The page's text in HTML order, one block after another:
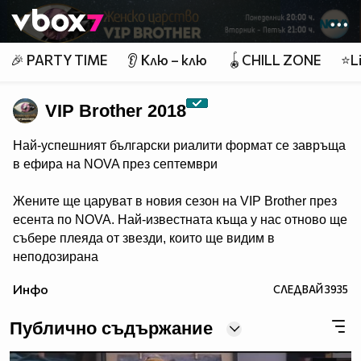
👾
🎉 PARTY TIME 👂 Клю – клю 🪀CHILL ZONE
VIP Brother 2018
Най-успешният български риалити формат се завръща
в ефира на NOVA през септември
Жените ще царуват в новия сезон на VIP Brother през
есента по NOVA. Най-известната къща у нас отново ще
събере плеяда от звезди, които ще видим в
неподозирана
телевизията в България, се завръща в ефира през
цялата власт, но и цялата отговорност в ръцете на
дамите.
Инфо СЛЕДВАЙ3935
Публично съдържание